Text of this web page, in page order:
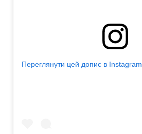
Переглянути цей допис в Instagram